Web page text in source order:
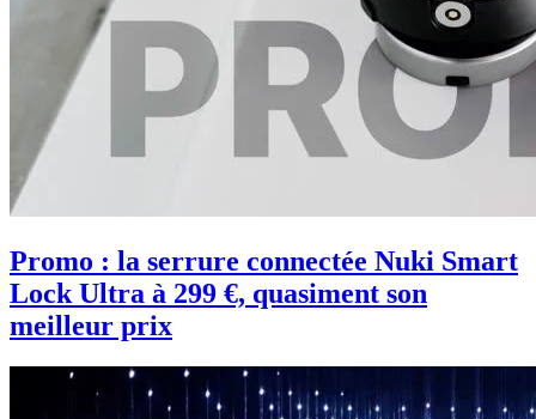
Promo : la serrure connectée Nuki Smart
Lock Ultra à 299 €, quasiment son
meilleur prix